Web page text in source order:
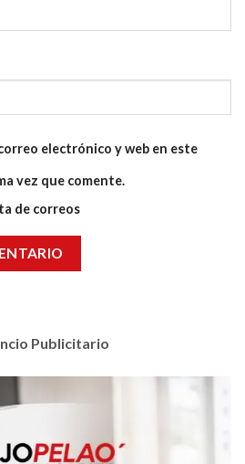
electrónico y web en este
vez que comente.
de correos
Publicitario